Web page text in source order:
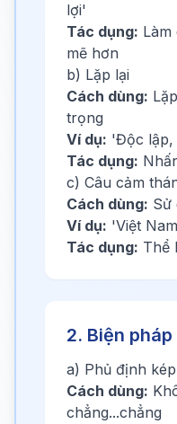
lợi'
Tác dụng:
mẽ hơn
b) Lặp lại
Cách dùng:
trọng
Ví dụ: 'Độc lập,
Tác dụng:
c) Câu cảm
Cách dùng: Sử
Ví dụ: 'Việt
Tác dụng: Thể
2. Biện
a) Phủ định kép
Cách dùng:
chẳng...chẳng